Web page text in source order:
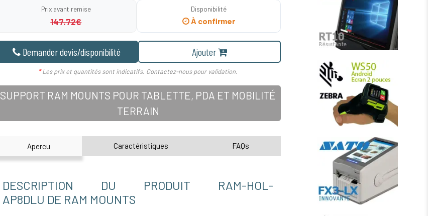
Prix avant remise
147.72€
Disponibilité
À confirmer
Demander devis/disponibilité Ajouter
*Les prix et quantités sont indicatifs. Contactez-nous pour validation.
SUPPORT RAM MOUNTS POUR TABLETTE, PDA ET MOBILITÉ
TERRAIN
Apercu Caractéristiques FAQs
DESCRIPTION DU PRODUIT RAM-HOL-
AP8DLU DE RAM MOUNTS